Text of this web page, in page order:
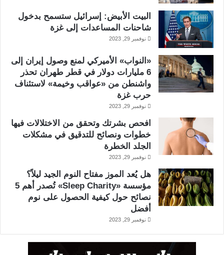
البيت الأبيض: إسرائيل ستسمح بدخول
شاحنات المساعدات إلى غزة
نوفمبر 29, 2023
«النواب» الأميركي لمنع وصول إيران إلى
6 مليارات دولار في قطر طهران تحذر
واشنطن من «عواقب وخيمة» لاستئناف
حرب غزة
نوفمبر 29, 2023
افحص بشرتك وتحقق من الاختلالات فيها
خطوات ونصائح للتدقيق في مشكلات
الجلد الخطرة
نوفمبر 29, 2023
هل يُعد الموز مفتاح النوم الجيد ليلاً؟
مؤسسة «Sleep Charity» تُصدر أهم 5
نصائح حول كيفية الحصول على نوم
أفضل
نوفمبر 29, 2023